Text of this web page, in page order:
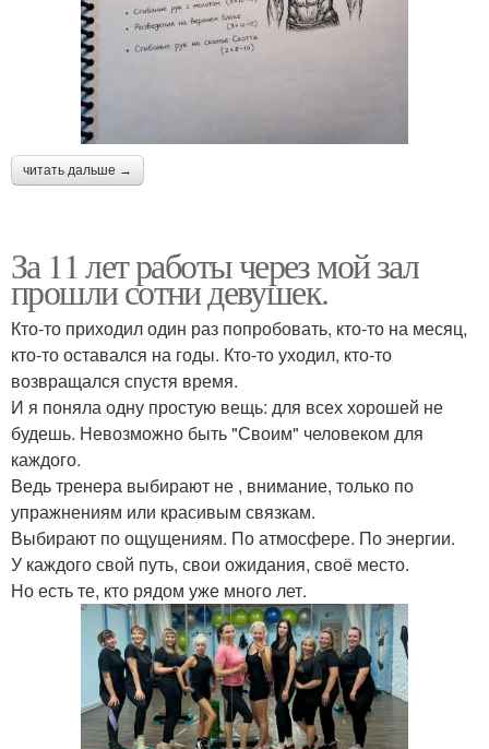
читать дальше →
За 11 лет работы через мой зал
прошли сотни девушек.
Кто-то приходил один раз попробовать, кто-то на месяц,
кто-то оставался на годы. Кто-то уходил, кто-то
возвращался спустя время.
И я поняла одну простую вещь: для всех хорошей не
будешь. Невозможно быть "Своим" человеком для
каждого.
Ведь тренера выбирают не , внимание, только по
упражнениям или красивым связкам.
Выбирают по ощущениям. По атмосфере. По энергии.
У каждого свой путь, свои ожидания, своё место.
Но есть те, кто рядом уже много лет.